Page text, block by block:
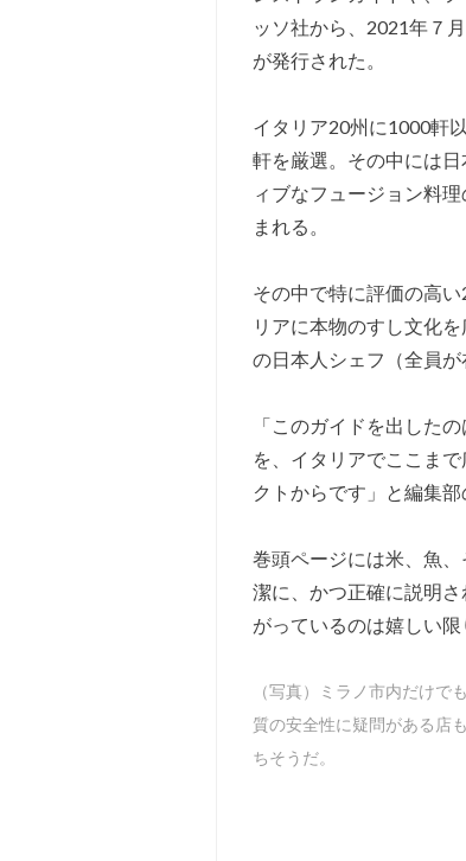
ッソ社から、2021年７
が発行された。
イタリア20州に1000軒
軒を厳選。その中には
ィブなフュージョン料
まれる。
その中で特に評価の高
リアに本物のすし文化
の日本人シェフ（全員が
「このガイドを出した
を、イタリアでここま
クトからです」と編集
巻頭ページには米、魚
潔に、かつ正確に説明
がっているのは嬉しい限
（写真）ミラノ市内だけ
質の安全性に疑問がある店
ちそうだ。